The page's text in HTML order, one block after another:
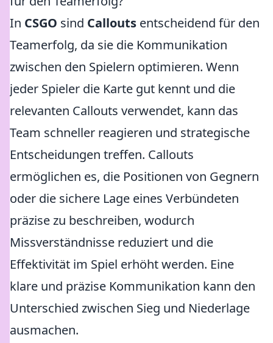
In CSGO sind Callouts entscheidend für den
Teamerfolg, da sie die Kommunikation
zwischen den Spielern optimieren. Wenn
jeder Spieler die Karte gut kennt und die
relevanten Callouts verwendet, kann das
Team schneller reagieren und strategische
Entscheidungen treffen. Callouts
ermöglichen es, die Positionen von Gegnern
oder die sichere Lage eines Verbündeten
präzise zu beschreiben, wodurch
Missverständnisse reduziert und die
Effektivität im Spiel erhöht werden. Eine
klare und präzise Kommunikation kann den
Unterschied zwischen Sieg und Niederlage
ausmachen.